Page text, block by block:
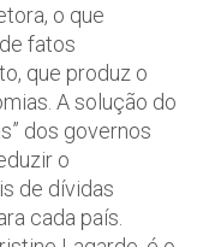
o que
fatos
que produz o
A solução do
dos governos
o
de dívidas
cada país.